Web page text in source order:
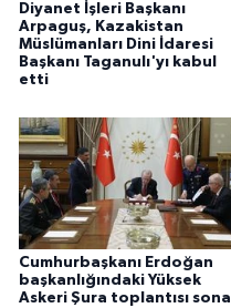
Diyanet İşleri Başkanı
Arpaguş, Kazakistan
Müslümanları Dini İdaresi
Başkanı Taganulı'yı kabul
etti
Cumhurbaşkanı Erdoğan
başkanlığındaki Yüksek
Askeri Şura toplantısı sona